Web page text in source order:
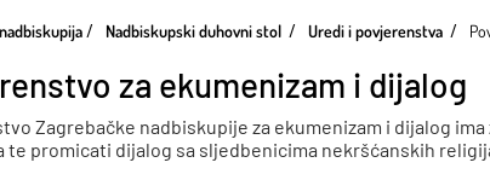
Nadbiskupski duhovni stol Uredi i povjerenstva
za ekumenizam i dijalog
Zagrebačke nadbiskupije za ekumenizam i dijalog
te promicati dijalog sa sljedbenicima nekršćanskih